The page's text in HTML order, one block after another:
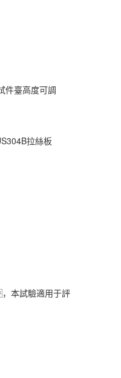
件臺高度可調
拉絲板
本試驗適用于評